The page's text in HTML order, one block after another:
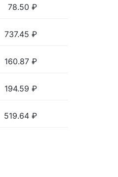
78.50 ₽
737.45 ₽
160.87 ₽
194.59 ₽
519.64 ₽